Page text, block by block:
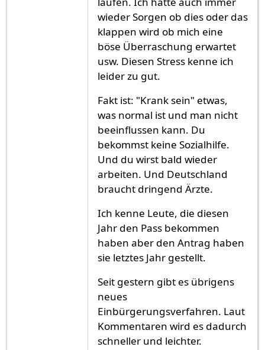
wieder Sorgen ob dies oder das
klappen wird ob mich eine
böse Überraschung erwartet
usw. Diesen Stress kenne ich
leider zu gut.
Fakt ist: "Krank sein" etwas,
was normal ist und man nicht
beeinflussen kann. Du
bekommst keine Sozialhilfe.
Und du wirst bald wieder
arbeiten. Und Deutschland
braucht dringend Ärzte.
Ich kenne Leute, die diesen
Jahr den Pass bekommen
haben aber den Antrag haben
sie letztes Jahr gestellt.
Seit gestern gibt es übrigens
neues
Einbürgerungsverfahren. Laut
Kommentaren wird es dadurch
schneller und leichter.